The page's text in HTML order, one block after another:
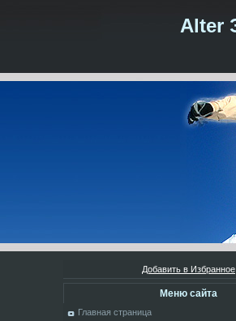
Alter
Добавить в Избранное
Меню сайта
Главная страница